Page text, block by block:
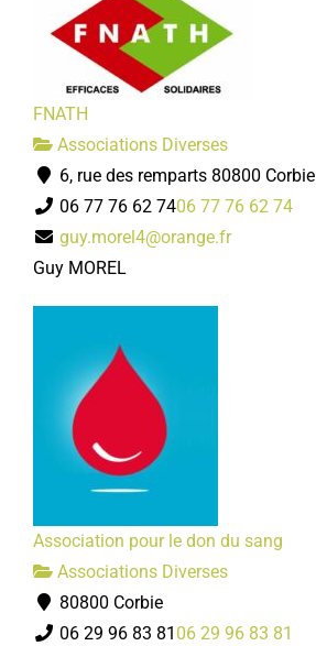
FNATH
Associations Diverses
6, rue des remparts 80800 Corbie
06 77 76 62 7406 77 76 62 74
guy.morel4@orange.fr
Guy MOREL
Association pour le don du sang
Associations Diverses
80800 Corbie
06 29 96 83 81 06 29 96 83 81